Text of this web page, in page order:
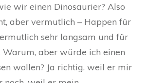
wir einen Dinosaurier? Also
aber vermutlich – Happen für
sehr langsam und für
Warum, aber würde ich einen
wollen? Ja richtig, weil er mir